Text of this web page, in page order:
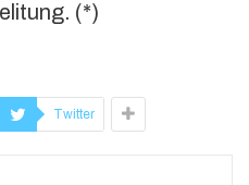
(*)
Twitter